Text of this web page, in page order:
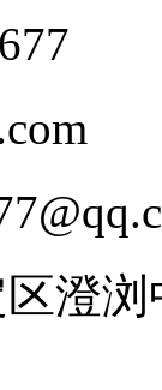
澄浏